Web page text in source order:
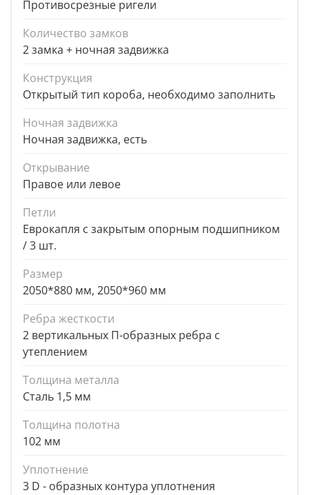
Противосрезные ригели
Количество замков
2 замка + ночная задвижка
Конструкция
Открытый тип короба, необходимо заполнить
Ночная задвижка
Ночная задвижка, есть
Открывание
Правое или левое
Петли
Еврокапля с закрытым опорным подшипником
/ 3 шт.
Размер
2050*880 мм, 2050*960 мм
Ребра жесткости
2 вертикальных П-образных ребра с
утеплением
Толщина металла
Сталь 1,5 мм
Толщина полотна
102 мм
Уплотнение
3 D - образных контура уплотнения